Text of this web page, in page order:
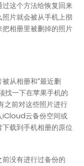
这个方法给恢复回来
片就会被从手机上彻
相册里被删掉的照片
从相册和“最近删
找一下在苹果手机的
之前对这些照片进行
iCloud云备份空间或
载到手机相册的原位
没有进行过备份的